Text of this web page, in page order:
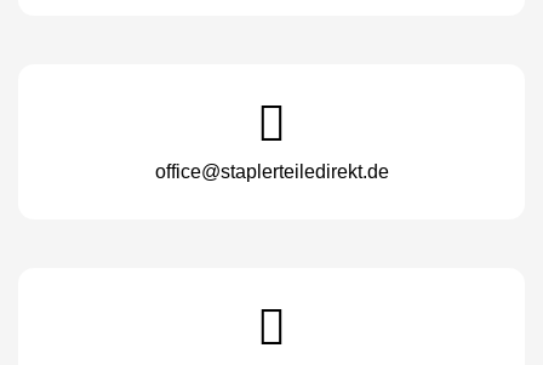
office@staplerteiledirekt.de